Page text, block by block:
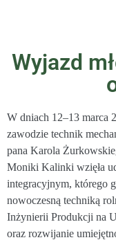
Wyjazd
W dniach 12–13 marca
zawodzie technik
pana Karola
Moniki Kalinki wzięła
integracyjnym, którego
nowoczesną techniką
Inżynierii Produkcji na
oraz rozwijanie